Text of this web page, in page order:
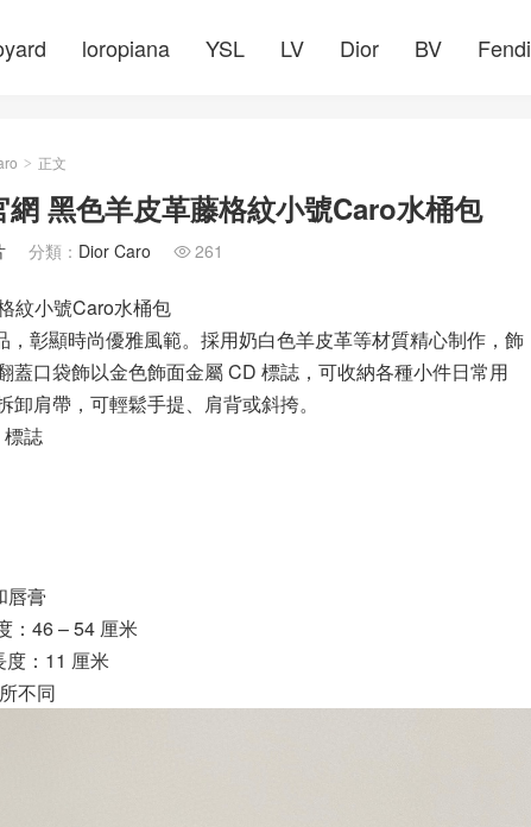
loropiana YSL LV Dior BV Fendi
> 正文
黑色羊皮革藤格紋小號Caro水桶包
分類： Dior Caro  261
紋小號Caro水桶包
彰顯時尚優雅風範。採用奶白色羊皮革等材質精心制作，飾
口袋飾以金色飾面金屬 CD 標誌，可收納各種小件日常用
肩帶，可輕鬆手提、肩背或斜挎。
誌
唇膏
：46 – 54 厘米
：11 厘米
不同